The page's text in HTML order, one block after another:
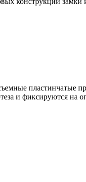
пластинчатые
и фиксируются на